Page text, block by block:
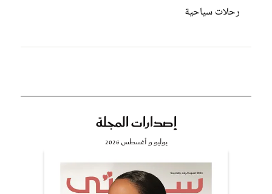
رحلات سياحية
إصدارات المجلة
يوليو و أغسطس 2026